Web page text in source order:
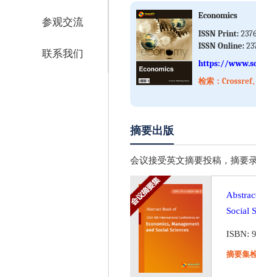
参观交流
联系我们
Economics
ISSN Print:
ISSN Online:
https://
检索：Crossref
摘要出版
会议接受英文摘要投稿，摘要
Social
ISBN:
摘要集